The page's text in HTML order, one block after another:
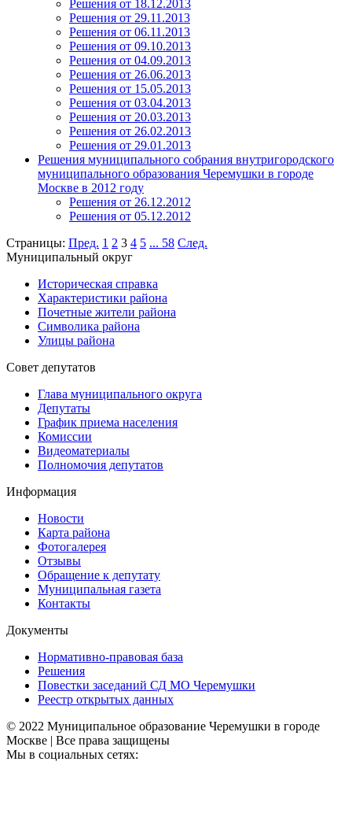
Решения от 18.12.2013
Решения от 29.11.2013
Решения от 06.11.2013
Решения от 09.10.2013
Решения от 04.09.2013
Решения от 26.06.2013
Решения от 15.05.2013
Решения от 03.04.2013
Решения от 20.03.2013
Решения от 26.02.2013
Решения от 29.01.2013
Решения муниципального собрания внутригородского
муниципального образования Черемушки в городе
Москве в 2012 году
Решения от 26.12.2012
Решения от 05.12.2012
Страницы: Пред. 1 2 3 4 5 ... 58 След.
Муниципальный округ
Историческая справка
Характеристики района
Почетные жители района
Символика района
Улицы района
Совет депутатов
Глава муниципального округа
Депутаты
График приема населения
Комиссии
Видеоматериалы
Полномочия депутатов
Информация
Новости
Карта района
Фотогалерея
Отзывы
Обращение к депутату
Муниципальная газета
Контакты
Документы
Нормативно-правовая база
Решения
Повестки заседаний СД МО Черемушки
Реестр открытых данных
© 2022 Муниципальное образование Черемушки в городе
Москве | Все права защищены
Мы в социальных сетях: